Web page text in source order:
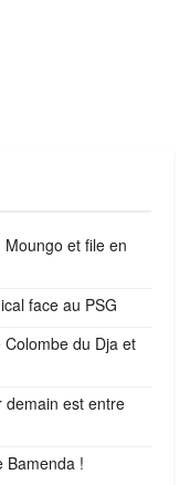
et file en
face au PSG
Colombe du Dja et
demain est entre
Bamenda !